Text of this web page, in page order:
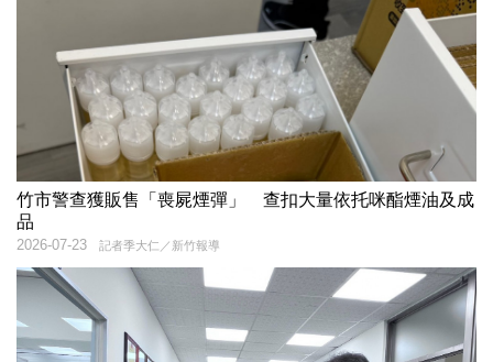
竹市警查獲販售「喪屍煙彈」 查扣大量依托咪酯煙油及成
品
記者季大仁／新竹報導
2026-07-23